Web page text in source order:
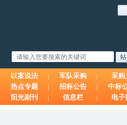
以案说法 军队采购 采购
热点专题 招标公告 中标
阳光副刊 信息栏 电子